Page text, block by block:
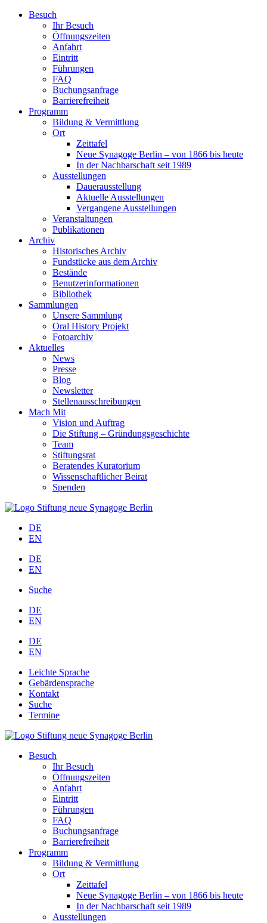
Zum
Besuch
Ihr Besuch
Öffnungszeiten
Anfahrt
Eintritt
Führungen
FAQ
Buchungsanfrage
Barrierefreiheit
Programm
Bildung & Vermittlung
Ort
Zeittafel
Neue Synagoge Berlin – von 1866 bis heute
In der Nachbarschaft seit 1989
Ausstellungen
Dauerausstellung
Aktuelle Ausstellungen
Vergangene Ausstellungen
Veranstaltungen
Publikationen
Archiv
Historisches Archiv
Fundstücke aus dem Archiv
Bestände
Benutzerinformationen
Bibliothek
Sammlungen
Unsere Sammlung
Oral History Projekt
Fotoarchiv
Aktuelles
News
Presse
Blog
Newsletter
Stellenausschreibungen
Mach Mit
Vision und Auftrag
Die Stiftung – Gründungsgeschichte
Team
Stiftungsrat
Beratendes Kuratorium
Wissenschaftlicher Beirat
Spenden
DE
EN
DE
EN
Suche
DE
EN
DE
EN
Leichte Sprache
Gebärdensprache
Kontakt
Suche
Termine
Besuch
Ihr Besuch
Öffnungszeiten
Anfahrt
Eintritt
Führungen
FAQ
Buchungsanfrage
Barrierefreiheit
Programm
Bildung & Vermittlung
Ort
Zeittafel
Neue Synagoge Berlin – von 1866 bis heute
In der Nachbarschaft seit 1989
Ausstellungen